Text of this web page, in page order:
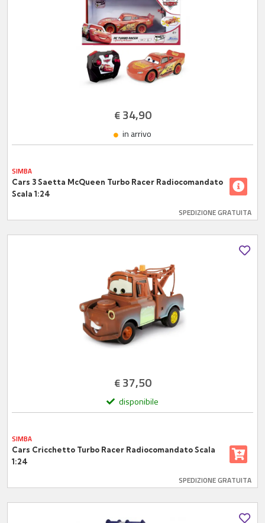
€34,90
in arrivo
SIMBA
Cars 3 Saetta McQueen Turbo Racer Radiocomandato
Scala 1:24
SPEDIZIONE GRATUITA
€37,50
disponibile
SIMBA
Cars Cricchetto Turbo Racer Radiocomandato Scala
1:24
SPEDIZIONE GRATUITA